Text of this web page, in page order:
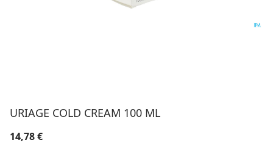
URIAGE COLD CREAM 100 ML
14,78€